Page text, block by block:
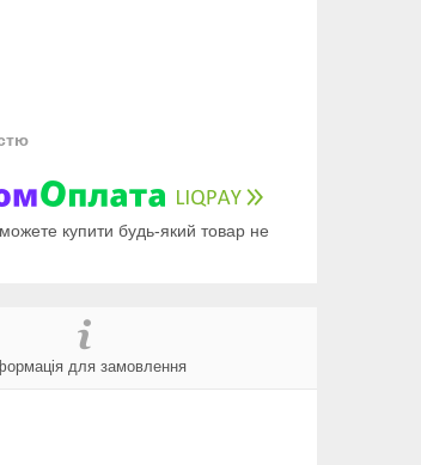
купити будь-який товар не
для замовлення